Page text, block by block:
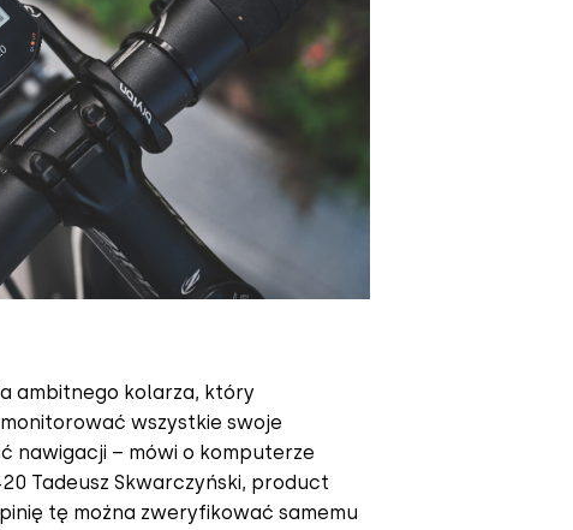
ambitnego kolarza, który
wszystkie swoje
nawigacji – mówi o komputerze
Tadeusz Skwarczyński, product
tę można zweryfikować samemu